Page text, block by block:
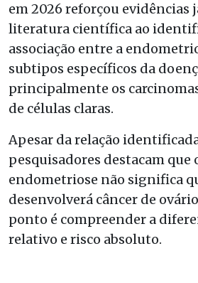
em 2026 reforçou evidências
literatura científica ao
associação entre a
subtipos específicos da
principalmente os
de células claras.
Apesar da relação
pesquisadores destacam que
endometriose não significa
desenvolverá câncer de
ponto é compreender a
relativo e risco absoluto.